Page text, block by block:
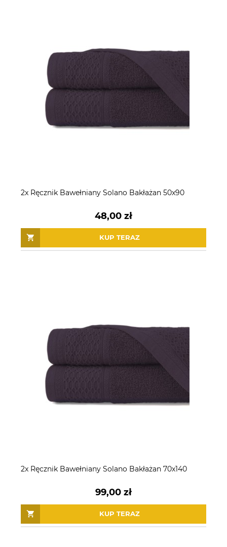
2x Ręcznik Bawełniany Solano Bakłażan 50x90
48,00 zł
KUP TERAZ
2x Ręcznik Bawełniany Solano Bakłażan 70x140
99,00 zł
KUP TERAZ